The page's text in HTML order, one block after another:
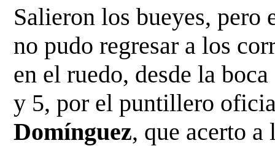
Salieron los bueyes, pero
no pudo regresar a los
en el ruedo, desde la
y 5, por el puntillero
Domínguez, que acerto a